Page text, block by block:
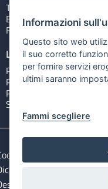
Tel: 800713939
Email:
Rubrica
Link utili
Portale Istituzionale
PO FESR Puglia 2014-
PSR Puglia 2014-2020
Sistema Puglia
e privacy
Note
di accessibilità
ficheros de
Informazioni
Questo sito web
il suo corretto
per fornire servizi
ultimi saranno
Fammi scegliere